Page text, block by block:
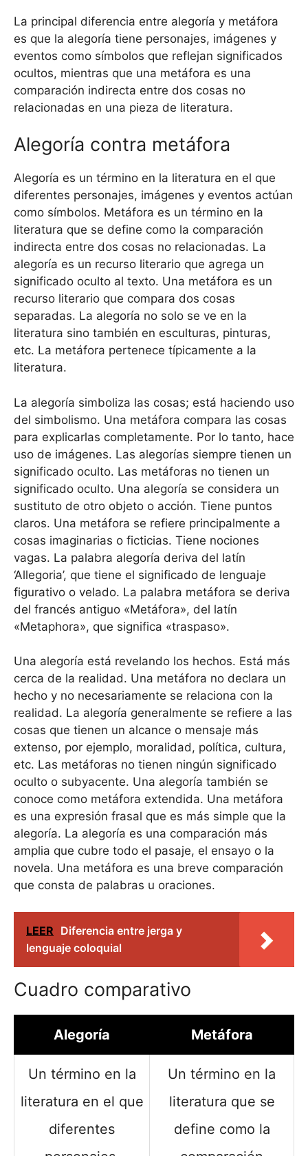
La principal diferencia entre alegoría y metáfora
es que la alegoría tiene personajes, imágenes y
eventos como símbolos que reflejan significados
ocultos, mientras que una metáfora es una
comparación indirecta entre dos cosas no
relacionadas en una pieza de literatura.
Alegoría contra metáfora
Alegoría es un término en la literatura en el que
diferentes personajes, imágenes y eventos actúan
como símbolos. Metáfora es un término en la
literatura que se define como la comparación
indirecta entre dos cosas no relacionadas. La
alegoría es un recurso literario que agrega un
significado oculto al texto. Una metáfora es un
recurso literario que compara dos cosas
separadas. La alegoría no solo se ve en la
literatura sino también en esculturas, pinturas,
etc. La metáfora pertenece típicamente a la
literatura.
La alegoría simboliza las cosas; está haciendo uso
del simbolismo. Una metáfora compara las cosas
para explicarlas completamente. Por lo tanto, hace
uso de imágenes. Las alegorías siempre tienen un
significado oculto. Las metáforas no tienen un
significado oculto. Una alegoría se considera un
sustituto de otro objeto o acción. Tiene puntos
claros. Una metáfora se refiere principalmente a
cosas imaginarias o ficticias. Tiene nociones
vagas. La palabra alegoría deriva del latín
‘Allegoria’, que tiene el significado de lenguaje
figurativo o velado. La palabra metáfora se deriva
del francés antiguo «Metáfora», del latín
«Metaphora», que significa «traspaso».
Una alegoría está revelando los hechos. Está más
cerca de la realidad. Una metáfora no declara un
hecho y no necesariamente se relaciona con la
realidad. La alegoría generalmente se refiere a las
cosas que tienen un alcance o mensaje más
extenso, por ejemplo, moralidad, política, cultura,
etc. Las metáforas no tienen ningún significado
oculto o subyacente. Una alegoría también se
conoce como metáfora extendida. Una metáfora
es una expresión frasal que es más simple que la
alegoría. La alegoría es una comparación más
amplia que cubre todo el pasaje, el ensayo o la
novela. Una metáfora es una breve comparación
que consta de palabras u oraciones.
LEER Diferencia entre jerga y
lenguaje coloquial
Cuadro comparativo
Alegoría Metáfora
Un término en la
literatura en el que
diferentes
Un término en la
literatura que se
define como la